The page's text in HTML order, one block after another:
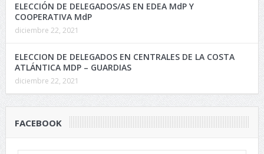
ELECCIÓN DE DELEGADOS/AS EN EDEA MdP Y
COOPERATIVA MdP
diciembre 22, 2021
ELECCION DE DELEGADOS EN CENTRALES DE LA COSTA
ATLÁNTICA MDP – GUARDIAS
diciembre 22, 2021
FACEBOOK